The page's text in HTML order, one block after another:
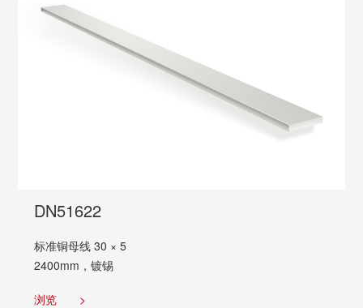
DN51622
标准铜母线 30 × 5
2400mm，镀锡
浏览 >